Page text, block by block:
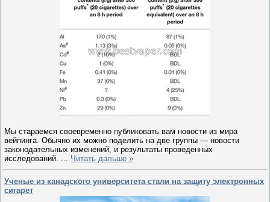
Мы стараемся своевременно публиковать вам новости из мира
вейпинга. Обычно их можно поделить на две группы — новости
законодательных изменений, и результаты проведенных
исследований.
Читать дальше »
Ученые из канадского университета стали на защиту электронных
сигарет